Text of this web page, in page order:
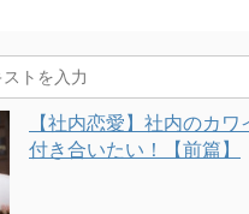
【社内恋愛】社内のカ
付き合いたい！【前篇】